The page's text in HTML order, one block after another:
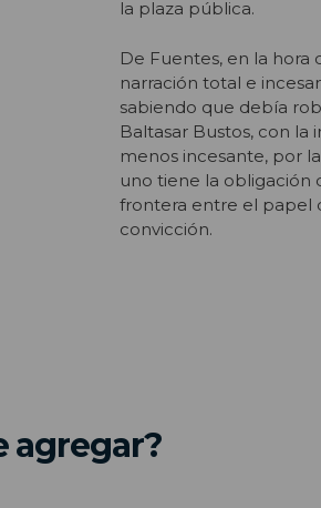
la plaza pública.
De Fuentes, en la
narración total e
sabiendo que debía
Baltasar Bustos, con la
menos incesante, por
uno tiene la obligación
frontera entre el papel
convicción.
agregar?